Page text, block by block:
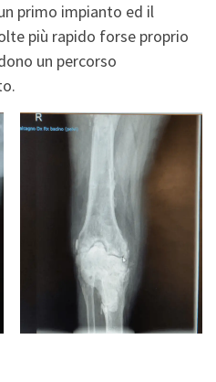
primo impianto ed il
più rapido forse proprio
un percorso